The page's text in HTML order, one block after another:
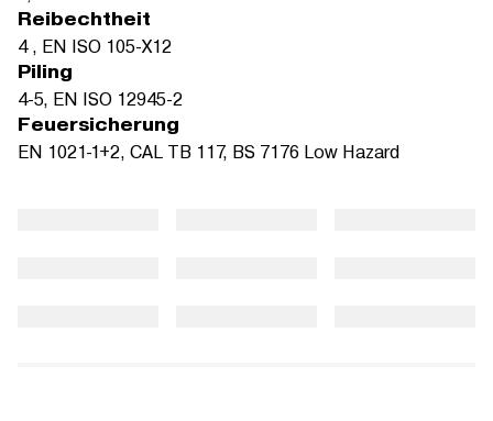
Reibechtheit
4 , EN ISO 105-X12
Piling
4-5, EN ISO 12945-2
Feuersicherung
EN 1021-1+2, CAL TB 117, BS 7176 Low Hazard